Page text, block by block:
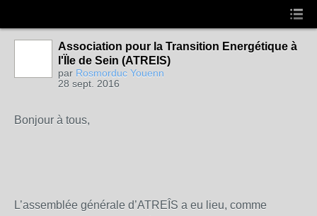
Association pour la Transition Energétique à
l'Ïle de Sein (ATREIS)
par Rosmorduc Youenn
28 sept. 2016
Bonjour à tous,
L’assemblée générale d’ATREÎS a eu lieu, comme